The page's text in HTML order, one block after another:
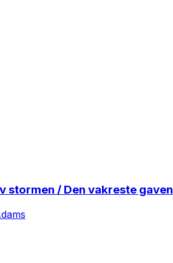
stormen / Den vakreste gaven